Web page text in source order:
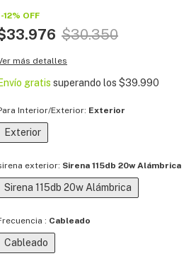
-12% OFF
$30.350
más detalles
Envío gratis superando los $39.990
Interior/Exterior: Exterior
Exterior
exterior: Sirena 115db 20w Alámbrica
Sirena 115db 20w Alámbrica
: Cableado
Cableado